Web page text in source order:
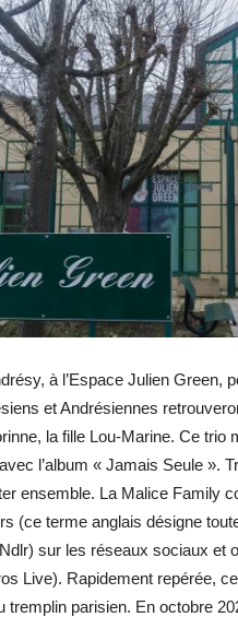
à l’Espace Julien Green,
et Andrésiennes
la fille Lou-Marine. Ce trio
l’album « Jamais Seule ».
ensemble. La Malice Family
(ce terme anglais désigne
sur les réseaux sociaux
Live). Rapidement repérée,
tremplin parisien. En octobre